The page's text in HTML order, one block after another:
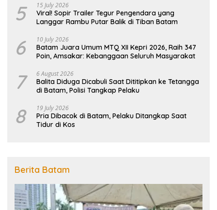
5 15 July 2026
Viral! Sopir Trailer Tegur Pengendara yang
Langgar Rambu Putar Balik di Tiban Batam
6 10 July 2026
Batam Juara Umum MTQ XII Kepri 2026, Raih 347
Poin, Amsakar: Kebanggaan Seluruh Masyarakat
7 6 August 2026
Balita Diduga Dicabuli Saat Dititipkan ke Tetangga
di Batam, Polisi Tangkap Pelaku
8 19 July 2026
Pria Dibacok di Batam, Pelaku Ditangkap Saat
Tidur di Kos
Berita Batam